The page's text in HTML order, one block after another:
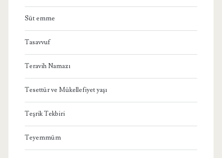
Süt emme
Tasavvuf
Teravih Namazı
Tesettür ve Mükellefiyet yaşı
Teşrik Tekbiri
Teyemmüm